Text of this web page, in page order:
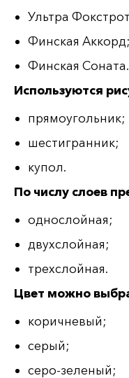
Ультра
Финская Аккорд;
Финская Соната.
Используются
прямоугольник;
шестигранник;
купол.
По числу слоев
однослойная;
двухслойная;
трехслойная.
Цвет можно
коричневый;
серый;
серо-зеленый;